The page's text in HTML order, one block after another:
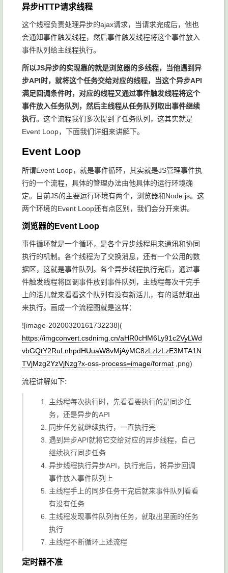
异步HTTP请求线程
这个线程负责处理异步的ajax请求，当请求完成后，他也
会通知事件触发线程，然后事件触发线程将这个事件放入
事件队列给主线程执行。
所以JS异步的实现靠的就是浏览器的多线程，当他遇到异
步API时，就将这个任务交给对应的线程，当这个异步API
满足回调条件时，对应的线程又通过事件触发线程将这个
事件放入任务队列，然后主线程从任务队列取出事件继续
执行。这个流程我们多次提到了任务队列，这其实就是
Event Loop，下面我们详细来讲解下。
Event Loop
所谓Event Loop，就是事件循环，其实就是JS管理事件执
行的一个流程，具体的管理办法由他具体的运行环境确
定。目前JS的主要运行环境有两个，浏览器和Node.js。这
两个环境的Event Loop还有点区别，我们会分开来讲。
浏览器的Event Loop
事件循环就是一个循环，是各个异步线程用来通讯和协同
执行的机制。各个线程为了交换消息，还有一个公用的数
据区，这就是事件队列。各个异步线程执行完后，通过事
件触发线程将回调事件放到事件队列，主线程每次干完手
上的活儿就来看看这个队列有没有新活儿，有的话就取出
来执行。画成一个流程图就是这样：
![image-20200320161732238](
https://imgconvert.csdnimg.cn/aHR0cHM6Ly91c2VyLWd
vbGQtY2RuLnhpdHUuaW8vMjAyMC8zLzIzLzE3MTA1N
TVjMzg2YzVjNzg?x-oss-process=image/format ,png)
流程讲解如下:
主线程每次执行时，先看看要执行的是同步任
务，还是异步的API
同步任务就继续执行，一直执行完
遇到异步API就将它交给对应的异步线程，自己
继续执行同步任务
异步线程执行异步API，执行完后，将异步回调
事件放入事件队列上
主线程手上的同步任务干完后就来事件队列看看
有没有任务
主线程发现事件队列有任务，就取出里面的任务
执行
主线程不断循环上述流程
定时器不准